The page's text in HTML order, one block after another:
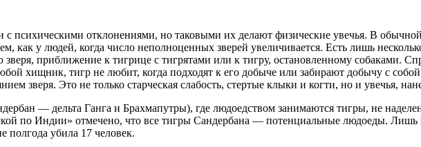
психическими отклонениями, но таковыми их делают физические увечья. В
как у людей, когда число неполноценных зверей увеличивается. Есть лишь
зверя, приближение к тигрице с тигрятами или к тигру, остановленному собаками.
хищник, тигр не любит, когда подходят к его добыче или забирают добычу с
зверя. Это не только старческая слабость, стертые клыки и когти, но и увечья,
— дельта Ганга и Брахмапутры), где людоедством занимаются тигры, не
по Индии» отмечено, что все тигры Сандербана — потенциальные людоеды.
полгода убила 17 человек.